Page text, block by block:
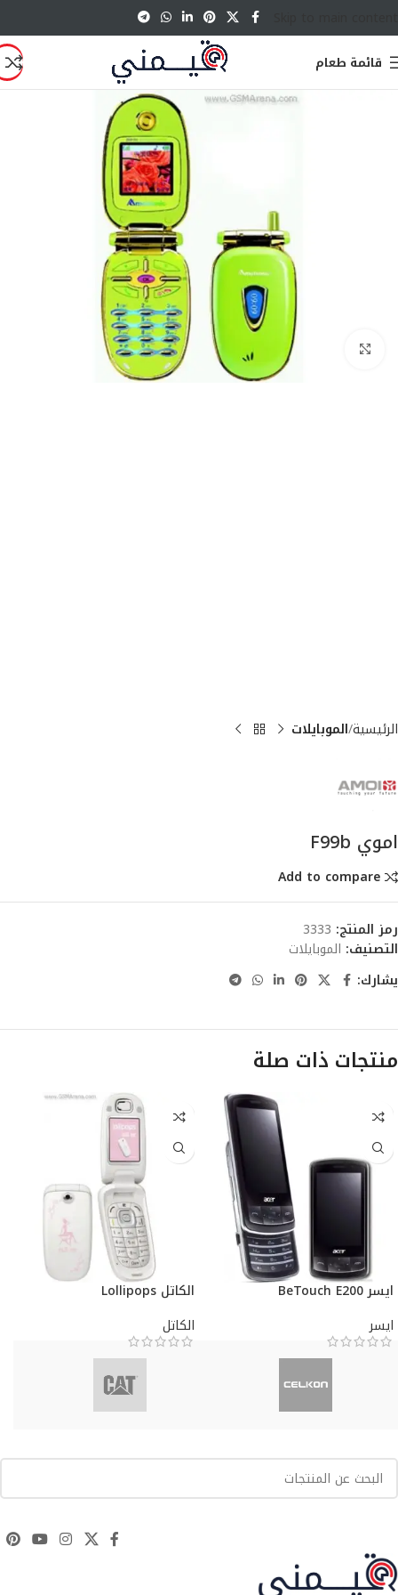
قائمة طعام
انقر للتكبير
الرئيسية الموبايلات
اموي F99b
Add to compare
رمز المنتج: 3333
التصنيف: الموبايلات
يشارك:
منتجات ذات صلة
ايسر BeTouch E200
ايسر
الكاتل Lollipops
الكاتل